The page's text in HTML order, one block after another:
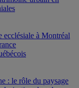
ecclésiale à Montréal
: le rôle du paysage